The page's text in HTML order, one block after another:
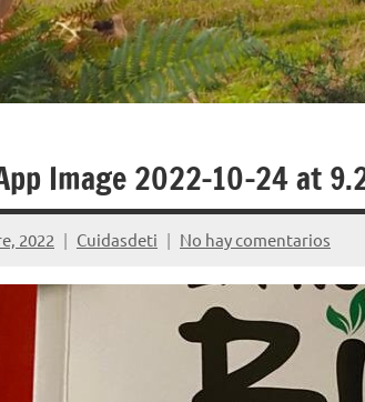
Image 2022-10-24 at
2022 Cuidasdeti No hay comentarios